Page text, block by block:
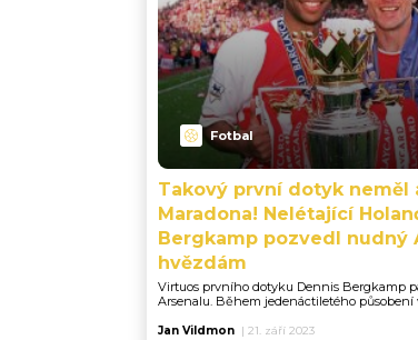
Fotbal
Takový první dotyk neměl
Maradona! Nelétající
Bergkamp pozvedl nudný
hvězdám
Virtuos prvního dotyku Dennis Bergkamp
Arsenalu. Během jedenáctiletého působení
Jan Vildmon | 21. září 2023